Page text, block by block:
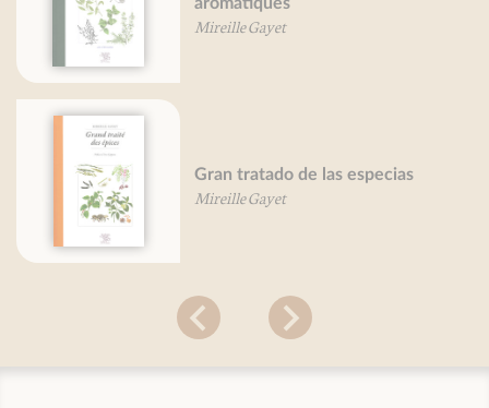
Mireille Gayet
Gran tratado de las especias
Mireille Gayet